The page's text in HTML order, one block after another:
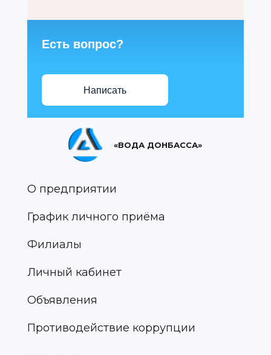
Есть вопрос?
Написать
«ВОДА ДОНБАССА»
О предприятии
График личного приёма
Филиалы
Личный кабинет
Объявления
Противодействие коррупции